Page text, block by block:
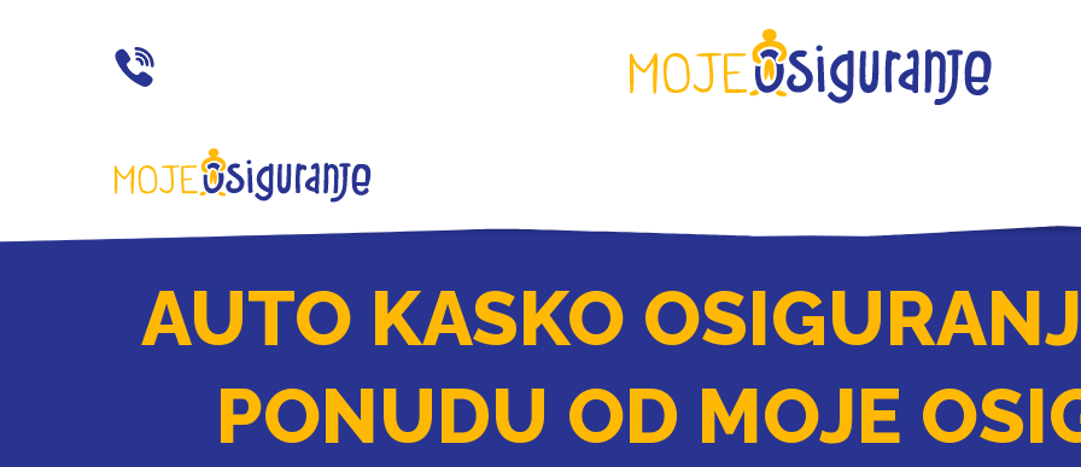
AUTO KASKO
PONUDU OD MOJE